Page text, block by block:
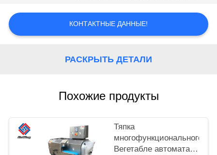
НАМИ
ЗАПРОСИТЕ
ЦИТАТУ
КОНТАКТНЫЕ ДАННЫЕ!
РАСКРЫТЬ ДЕТАЛИ
Похожие продукты
Тяпка
многофункционального
Вегетабле автомата